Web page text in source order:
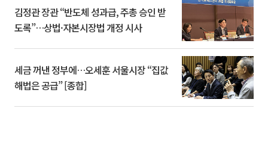
김정관 장관 “반도체 성과급, 주총 승인 받
도록”…상법·자본시장법 개정 시사
세금 꺼낸 정부에…오세훈 서울시장 “집값
해법은 공급” [종합]